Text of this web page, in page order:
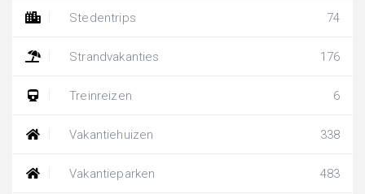
Stedentrips 74
Strandvakanties 176
Treinreizen 6
Vakantiehuizen 338
Vakantieparken 483